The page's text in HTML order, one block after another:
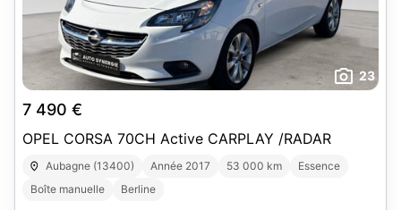
23
7 490 €
OPEL CORSA 70CH Active CARPLAY /RADAR
Aubagne (13400) Année 2017 53 000 km
Essence
Boîte manuelle
Berline